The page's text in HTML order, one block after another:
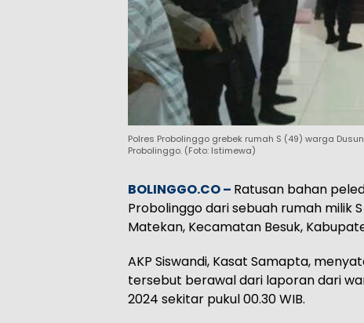
Polres Probolinggo grebek rumah S (49) warga
Probolinggo. (Foto: Istimewa)
BOLINGGO.CO – Ratusan bahan
Probolinggo dari sebuah rumah milik
Matekan, Kecamatan Besuk,
AKP Siswandi, Kasat Samapta,
tersebut berawal dari laporan dari
2024 sekitar pukul 00.30 WIB.